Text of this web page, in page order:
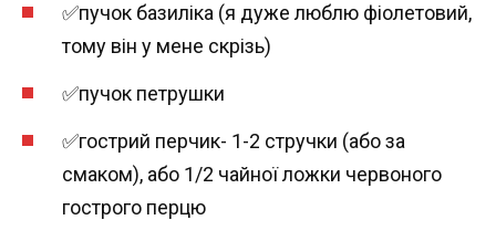
✅пучок базиліка (я дуже люблю фіолетовий,
тому він у мене скрізь)
✅пучок петрушки
✅гострий перчик- 1-2 стручки (або за
смаком), або 1/2 чайної ложки червоного
гострого перцю